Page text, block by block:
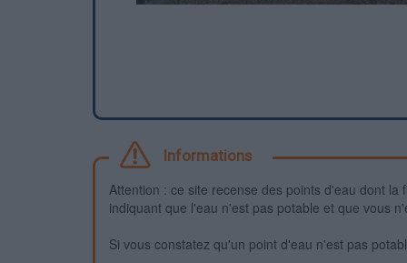
Informations
Attention : ce site recense des points d'eau dont
indiquant que l'eau n'est pas potable et que vous
Si vous constatez qu'un point d'eau n'est pas